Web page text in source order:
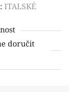
ITALSKÉ
doručit